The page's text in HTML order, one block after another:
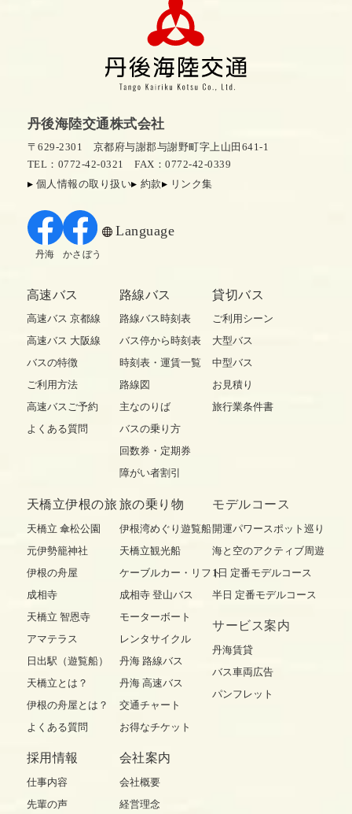
丹後海陸交通株式会社
〒629-2301 京都府与謝郡与謝野町字上山田641-1
TEL：0772-42-0321
FAX：0772-42-0339
個人情報の取り扱い
約款 リンク集
Language
丹海 かさぼう
高速バス
高速バス 京都線
高速バス 大阪線
バスの特徴
ご利用方法
高速バスご予約
よくある質問
路線バス
路線バス時刻表
バス停から時刻表
時刻表・運賃一覧
路線図
主なのりば
バスの乗り方
回数券・定期券
障がい者割引
貸切バス
ご利用シーン
大型バス
中型バス
お見積り
旅行業条件書
天橋立伊根の旅
天橋立 傘松公園
元伊勢籠神社
伊根の舟屋
成相寺
天橋立 智恩寺
アマテラス
日出駅（遊覧船）
天橋立とは？
伊根の舟屋とは？
よくある質問
旅の乗り物
伊根湾めぐり遊覧船
天橋立観光船
ケーブルカー・リフト
成相寺 登山バス
モーターボート
レンタサイクル
丹海 路線バス
丹海 高速バス
交通チャート
お得なチケット
モデルコース
開運パワースポット巡り
海と空のアクティブ周遊
1日 定番モデルコース
半日 定番モデルコース
サービス案内
丹海賃貸
バス車両広告
パンフレット
採用情報
仕事内容
先輩の声
会社案内
会社概要
経営理念